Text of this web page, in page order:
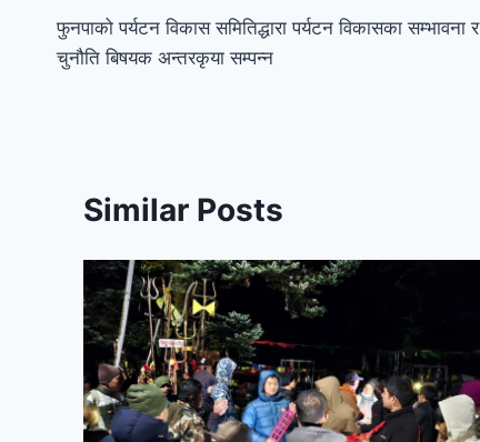
फुनपाको पर्यटन विकास समितिद्धारा पर्यटन विकासका सम्भावना र
चुनौति बिषयक अन्तरकृया सम्पन्न
Similar Posts